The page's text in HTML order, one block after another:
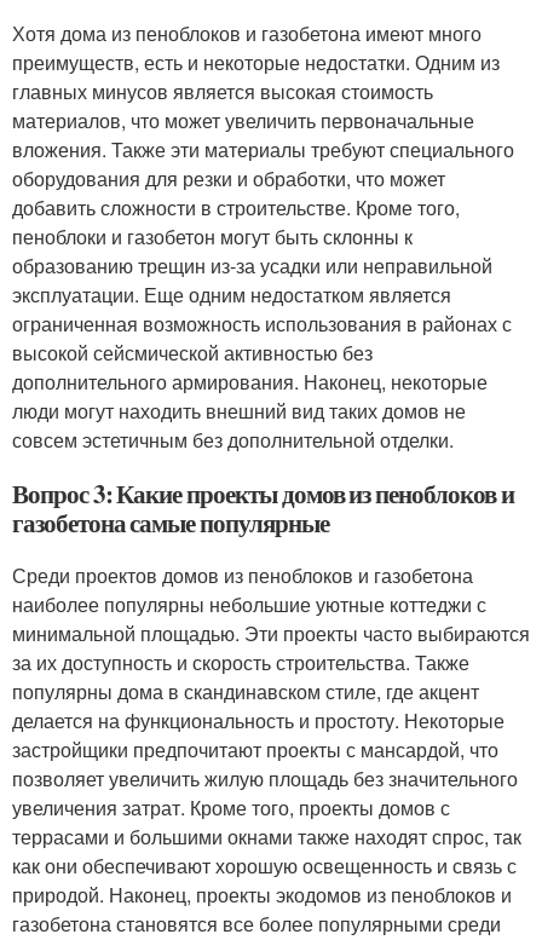
Хотя дома из пеноблоков и газобетона имеют много
преимуществ, есть и некоторые недостатки. Одним из
главных минусов является высокая стоимость
материалов, что может увеличить первоначальные
вложения. Также эти материалы требуют специального
оборудования для резки и обработки, что может
добавить сложности в строительстве. Кроме того,
пеноблоки и газобетон могут быть склонны к
образованию трещин из-за усадки или неправильной
эксплуатации. Еще одним недостатком является
ограниченная возможность использования в районах с
высокой сейсмической активностью без
дополнительного армирования. Наконец, некоторые
люди могут находить внешний вид таких домов не
совсем эстетичным без дополнительной отделки.
Вопрос 3: Какие проекты домов из пеноблоков и
газобетона самые популярные
Среди проектов домов из пеноблоков и газобетона
наиболее популярны небольшие уютные коттеджи с
минимальной площадью. Эти проекты часто выбираются
за их доступность и скорость строительства. Также
популярны дома в скандинавском стиле, где акцент
делается на функциональность и простоту. Некоторые
застройщики предпочитают проекты с мансардой, что
позволяет увеличить жилую площадь без значительного
увеличения затрат. Кроме того, проекты домов с
террасами и большими окнами также находят спрос, так
как они обеспечивают хорошую освещенность и связь с
природой. Наконец, проекты экодомов из пеноблоков и
газобетона становятся все более популярными среди